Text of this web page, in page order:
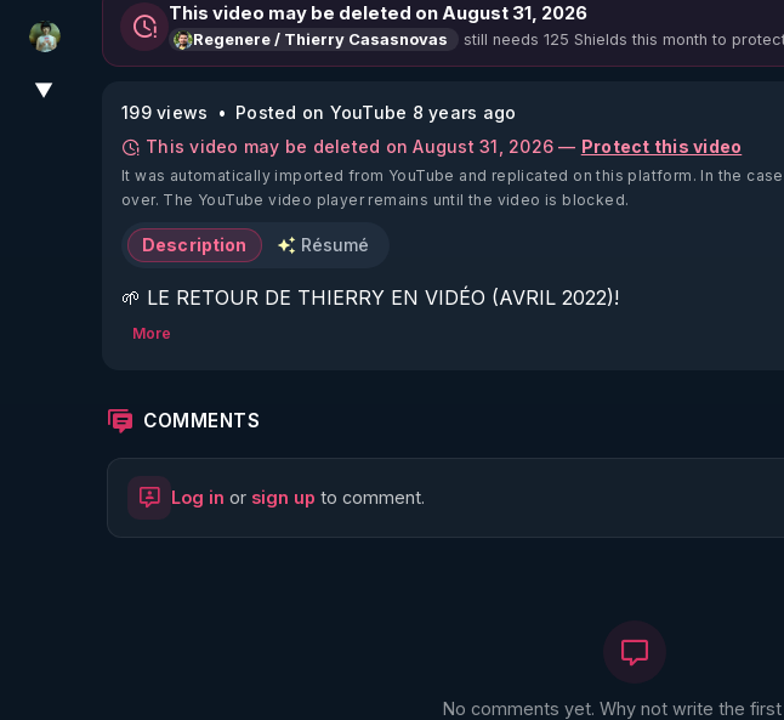
Sonmi-877
▼
This video may be deleted on August 31, 2026
Regenere / Thierry Casasnovas still needs 125 Shields this month to
199 views
Posted on YouTube 8 years ago
This video may be deleted on August 31, 2026 — Protect this video
It was automatically imported from YouTube and replicated on this platform. In the
over. The YouTube video player remains until the video is blocked.
Description Résumé
🌱 LE RETOUR DE THIERRY EN VIDÉO (AVRIL 2022)!
🌱 LE MAGAZINE RÉGÉNÈRE
http://rgnr.li/ymag
More
COMMENTS
Log in or sign up to comment.
No comments yet. Why not write the first